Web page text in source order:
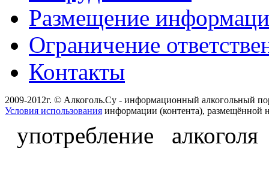
Размещение
Ограничение
Контакты
2009-2012г. © Алкоголь.Су - информационный алкогольный
Условия использования информации (контента), размещённой
употребление